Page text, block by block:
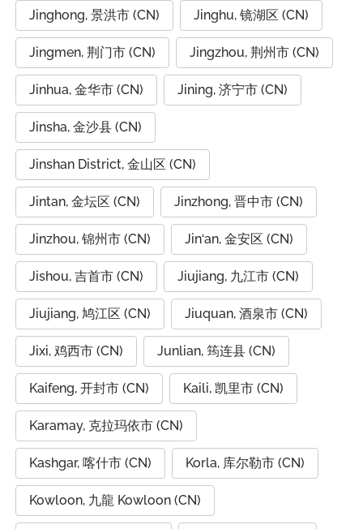
Jinghong, 景洪市 (CN) Jinghu, 镜湖区 (CN)
Jingmen, 荆门市 (CN) Jingzhou, 荆州市 (CN)
Jinhua, 金华市 (CN) Jining, 济宁市 (CN)
Jinsha, 金沙县 (CN)
Jinshan District, 金山区 (CN)
Jintan, 金坛区 (CN) Jinzhong, 晋中市 (CN)
Jinzhou, 锦州市 (CN) Jin‘an, 金安区 (CN)
Jishou, 吉首市 (CN) Jiujiang, 九江市 (CN)
Jiujiang, 鸠江区 (CN) Jiuquan, 酒泉市 (CN)
Jixi, 鸡西市 (CN) Junlian, 筠连县 (CN)
Kaifeng, 开封市 (CN) Kaili, 凯里市 (CN)
Karamay, 克拉玛依市 (CN)
Kashgar, 喀什市 (CN) Korla, 库尔勒市 (CN)
Kowloon, 九龍 Kowloon (CN)